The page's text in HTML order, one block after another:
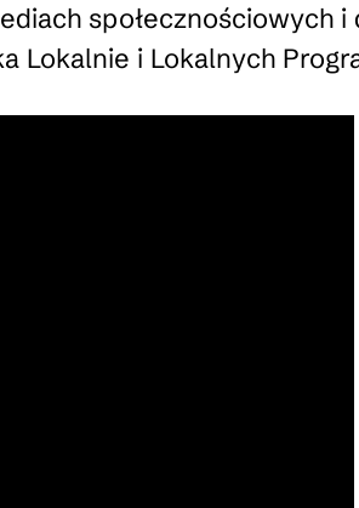
społecznościowych i
Lokalnie i Lokalnych